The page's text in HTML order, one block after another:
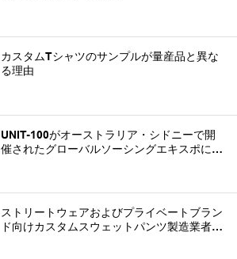
カスタムTシャツのサンプルが量産品と異な
る理由
UNIT-100がオーストラリア・シドニーで開
催されたグローバルソーシングエキスポに出
ストリートウェアおよびプライベートブラン
ド向けカスタムスウェットパンツ製造業者ト